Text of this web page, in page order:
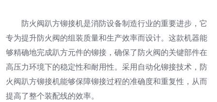
防火阀趴方铆接机是消防设备制造行业的重要进步，它
专为提升防火阀的组装质量和生产效率而设计。这款机器能
够精确地完成趴方元件的铆接，确保了防火阀的关键部件在
高压力环境下的稳定性和耐用性。采用自动化铆接技术，防
火阀趴方铆接机能够保障铆接过程的准确度和重复性，从而
提高了整个装配线的效率。